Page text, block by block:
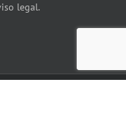
legal.